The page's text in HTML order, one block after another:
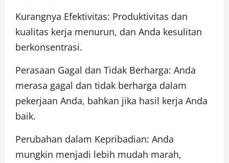
Kurangnya Efektivitas: Produktivitas dan
kualitas kerja menurun, dan Anda kesulitan
berkonsentrasi.
Perasaan Gagal dan Tidak Berharga: Anda
merasa gagal dan tidak berharga dalam
pekerjaan Anda, bahkan jika hasil kerja Anda
baik.
Perubahan dalam Kepribadian: Anda
mungkin menjadi lebih mudah marah,